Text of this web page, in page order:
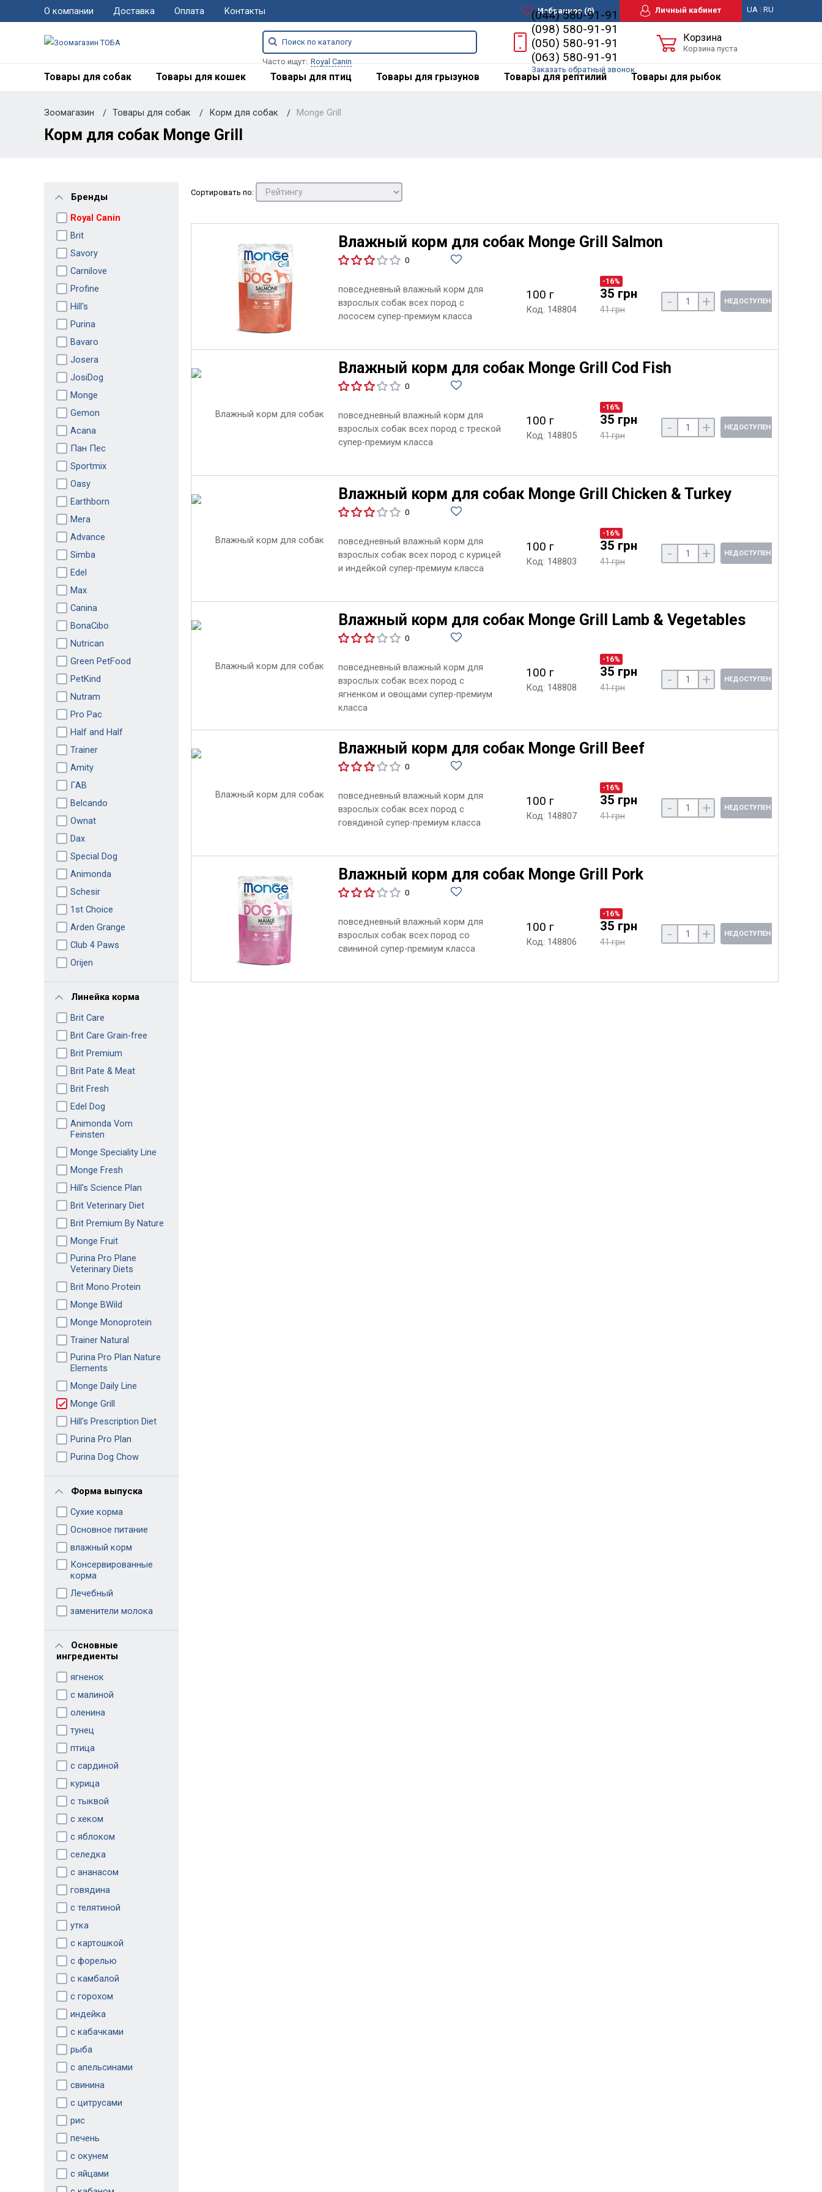
О компании Доставка Оплата Контакты Избранное(0) Личный кабинет UA| RU
Часто ищут: Royal Canin
(044) 580-91-91
(098) 580-91-91
(050) 580-91-91
(063) 580-91-91
Заказать обратный звонок
Корзина
Корзина пуста
Товары для собак Товары для кошек Товары для птиц Товары для грызунов Товары для рептилий Товары для рыбок
Зоомагазин Товары для собак Корм для собак Monge Grill
Корм для собак Monge Grill
Бренды
Royal Canin
Brit
Savory
Carnilove
Profine
Hill's
Purina
Bavaro
Josera
JosiDog
Monge
Gemon
Acana
Пан Пес
Sportmix
Oasy
Earthborn
Mera
Advance
Simba
Edel
Max
Canina
BonaCibo
Nutrican
Green PetFood
PetKind
Nutram
Pro Pac
Half and Half
Trainer
Amity
ГАВ
Belcando
Ownat
Dax
Special Dog
Animonda
Schesir
1st Choice
Arden Grange
Club 4 Paws
Orijen
Линейка корма
Brit Care
Brit Care Grain-free
Brit Premium
Brit Pate & Meat
Brit Fresh
Edel Dog
Animonda Vom
Feinsten
Monge Speciality Line
Monge Fresh
Hill's Science Plan
Brit Veterinary Diet
Brit Premium By Nature
Monge Fruit
Purina Pro Plane
Veterinary Diets
Brit Mono Protein
Monge BWild
Monge Monoprotein
Trainer Natural
Purina Pro Plan Nature
Elements
Monge Daily Line
Monge Grill
Hill's Prescription Diet
Purina Pro Plan
Purina Dog Chow
Форма выпуска
Сухие корма
Основное питание
влажный корм
Консервированные
корма
Лечебный
заменители молока
Основные
ингредиенты
ягненок
с малиной
оленина
тунец
птица
с сардиной
курица
с тыквой
с хеком
с яблоком
селедка
с ананасом
говядина
с телятиной
утка
с картошкой
с форелью
с камбалой
с горохом
индейка
с кабачками
рыба
с апельсинами
свинина
с цитрусами
рис
печень
с окунем
с яйцами
Сортировать по:
Влажный корм для собак Monge Grill Salmon
0
повседневный влажный корм для
взрослых собак всех пород с
лососем супер-премиум класса
100 г
Код: 148804
-16%
35 грн
41 грн - + НЕДОСТУПЕН
Влажный корм для собак Monge Grill Cod Fish
0
повседневный влажный корм для
взрослых собак всех пород с треской
супер-премиум класса
100 г
Код: 148805
-16%
35 грн
41 грн - + НЕДОСТУПЕН
Влажный корм для собак Monge Grill Chicken & Turkey
0
повседневный влажный корм для
взрослых собак всех пород с курицей
и индейкой супер-премиум класса
100 г
Код: 148803
-16%
35 грн
41 грн - + НЕДОСТУПЕН
Влажный корм для собак Monge Grill Lamb & Vegetables
0
повседневный влажный корм для
взрослых собак всех пород с
ягненком и овощами супер-премиум
класса
100 г
Код: 148808
-16%
35 грн
41 грн - + НЕДОСТУПЕН
Влажный корм для собак Monge Grill Beef
0
повседневный влажный корм для
взрослых собак всех пород с
говядиной супер-премиум класса
100 г
Код: 148807
-16%
35 грн
41 грн - + НЕДОСТУПЕН
Влажный корм для собак Monge Grill Pork
0
повседневный влажный корм для
взрослых собак всех пород со
свининой супер-премиум класса
100 г
Код: 148806
-16%
35 грн
41 грн - + НЕДОСТУПЕН